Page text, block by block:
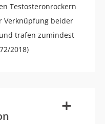
Testosteronrockern
Verknüpfung beider
trafen zumindest
2018)
+
-